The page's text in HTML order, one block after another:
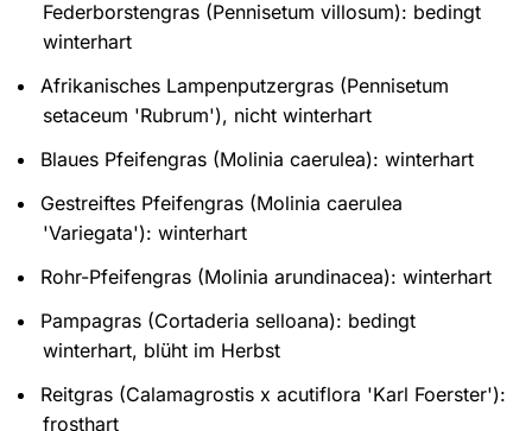
Federborstengras (Pennisetum villosum): bedingt
winterhart
Afrikanisches Lampenputzergras (Pennisetum
setaceum 'Rubrum'), nicht winterhart
Blaues Pfeifengras (Molinia caerulea): winterhart
Gestreiftes Pfeifengras (Molinia caerulea
'Variegata'): winterhart
Rohr-Pfeifengras (Molinia arundinacea): winterhart
Pampagras (Cortaderia selloana): bedingt
winterhart, blüht im Herbst
Reitgras (Calamagrostis x acutiflora 'Karl Foerster'):
frosthart